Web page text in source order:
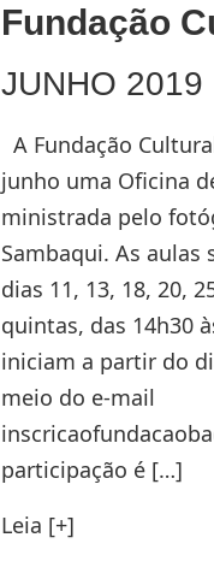
Fundação
JUNHO 2019
A Fundação
junho uma Oficina
ministrada pelo
Sambaqui. As aulas
dias 11, 13, 18, 20,
quintas, das 14h30
iniciam a partir do
meio do e-mail
participação é […]
Leia [+]